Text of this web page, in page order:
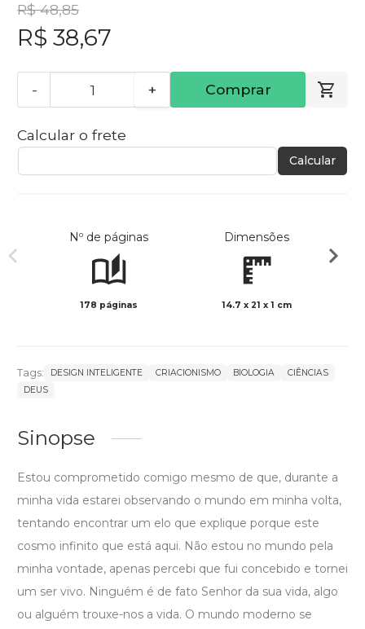
R$ 48,85
R$ 38,67
- + Comprar
Calcular o frete
Calcular
Nº de páginas
178 páginas
Dimensões
14.7 x 21 x 1 cm
Tags: DESIGN INTELIGENTE CRIACIONISMO BIOLOGIA
CIÊNCIAS
DEUS
Sinopse
Estou comprometido comigo mesmo de que, durante a
minha vida estarei observando o mundo em minha volta,
tentando encontrar um elo que explique porque este
cosmo infinito que está aqui. Não estou no mundo pela
minha vontade, apenas percebi que fui concebido e tornei
um ser vivo. Ninguém é de fato Senhor da sua vida, algo
ou alguém trouxe-nos a vida. O mundo moderno se